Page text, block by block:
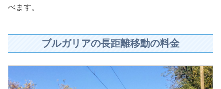
べます。
ブルガリアの長距離移動の料金